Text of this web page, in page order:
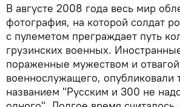
В августе 2008 года весь мир
фотография, на которой солдат
с пулеметом преграждает путь
грузинских военных.
пораженные мужеством и отвагой
военнослужащего, опубликовали
названием "Русским и 300 не